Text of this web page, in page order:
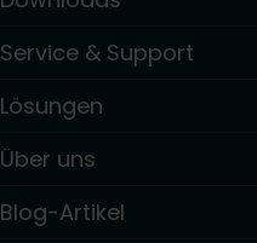
Service & Support
Lösungen
Über uns
Blog-Artikel